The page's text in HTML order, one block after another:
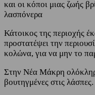
και οι κόποι μιας ζωής
λασπόνερα
Κάτοικος της περιοχής
προστατέψει την
κολώνα, για να μην το
Στην Νέα Μάκρη
βουτηγμένες στις λάσπες.